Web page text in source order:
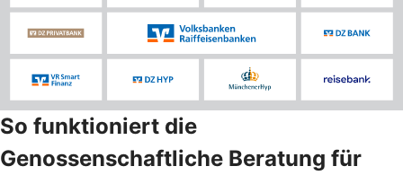
So funktioniert die
Genossenschaftliche Beratung für